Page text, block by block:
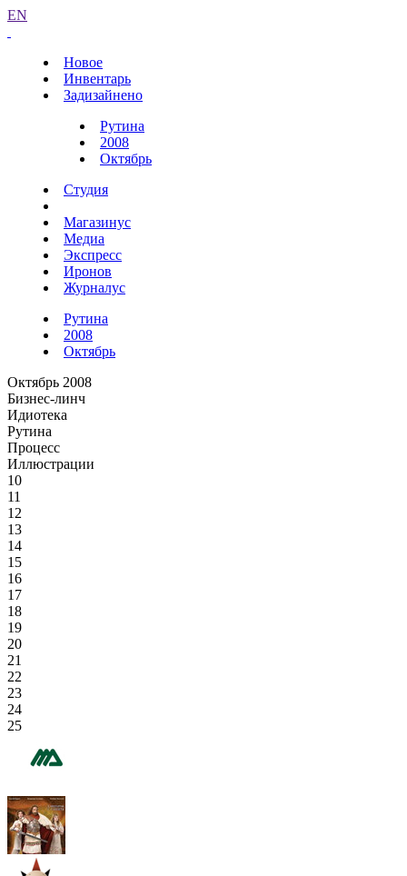
EN
Новое
Инвентарь
Задизайнено
Рутина
2008
Октябрь
Студия
Магазинус
Медиа
Экспресс
Иронов
Журналус
Рутина
2008
Октябрь
Октябрь 2008
Бизнес-линч
Идиотека
Рутина
Процесс
Иллюстрации
10
11
12
13
14
15
16
17
18
19
20
21
22
23
24
25